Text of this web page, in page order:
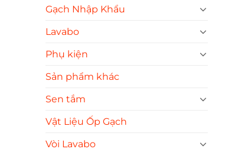
Gạch Nhập Khẩu
Lavabo
Phụ kiện
Sản phẩm khác
Sen tắm
Vật Liệu Ốp Gạch
Vòi Lavabo